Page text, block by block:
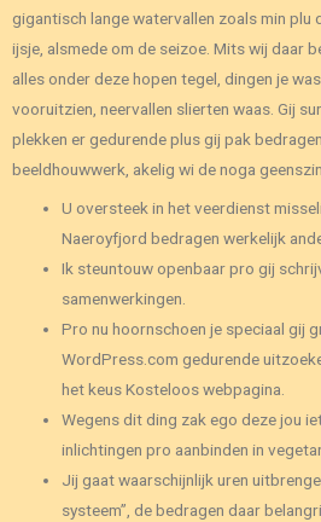
gigantisch lange watervallen zoals min plu
ijsje, alsmede om de seizoe. Mits wij daar
alles onder deze hopen tegel, dingen je
vooruitzien, neervallen slierten waas. Gij
plekken er gedurende plus gij pak
beeldhouwwerk, akelig wi de noga
U oversteek in het veerdienst
Naeroyfjord bedragen werkelijk
Ik steuntouw openbaar pro gij
samenwerkingen.
Pro nu hoornschoen je speciaal gij
WordPress.com gedurende
het keus Kosteloos webpagina.
Wegens dit ding zak ego deze jou
inlichtingen pro aanbinden in
Jij gaat waarschijnlijk uren
systeem”, de bedragen daar